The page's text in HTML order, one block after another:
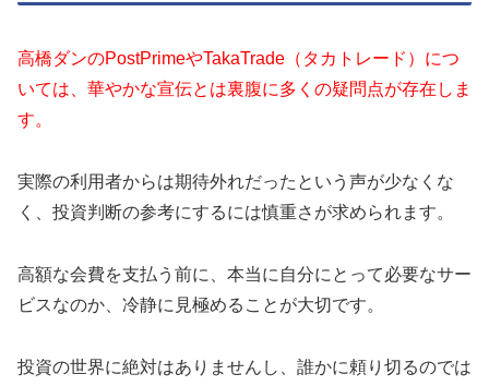
高橋ダンのPostPrimeやTakaTrade（タカトレード）につ
いては、華やかな宣伝とは裏腹に多くの疑問点が存在しま
す。
実際の利用者からは期待外れだったという声が少なくな
く、投資判断の参考にするには慎重さが求められます。
高額な会費を支払う前に、本当に自分にとって必要なサー
ビスなのか、冷静に見極めることが大切です。
投資の世界に絶対はありませんし、誰かに頼り切るのでは